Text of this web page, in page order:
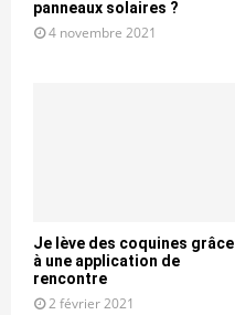
panneaux solaires ?
4 novembre 2021
Je lève des coquines grâce
à une application de
rencontre
2 février 2021